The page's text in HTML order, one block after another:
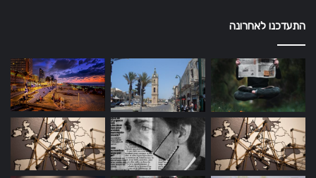
התעדכנו לאחרונה